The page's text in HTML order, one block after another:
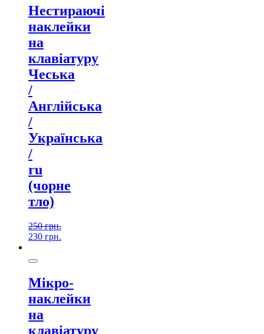
Нестираючі
наклейки
на
клавіатуру
Чеська
/
Англійська
/
Українська
/
ru
(чорне
тло)
250грн.
230 грн.
Мікро-
наклейки
на
клавіатуру